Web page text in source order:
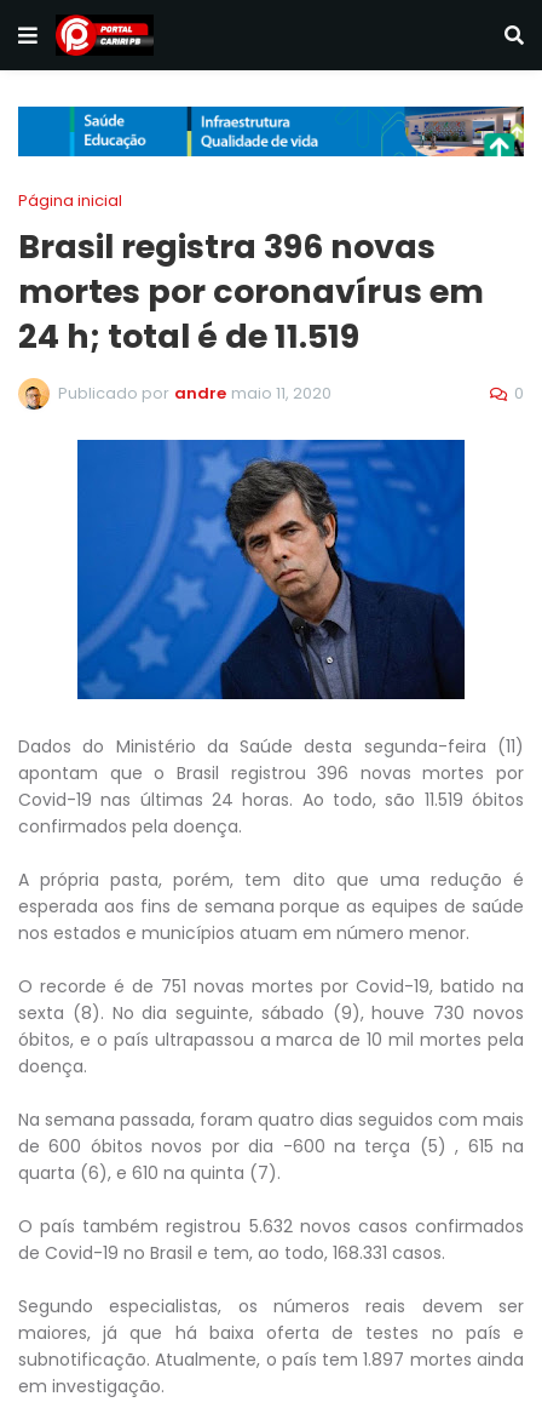
Página inicial
Brasil registra 396 novas
mortes por coronavírus em
24 h; total é de 11.519
Publicado por andre maio 11, 2020 0
Dados do Ministério da Saúde desta segunda-feira (11)
apontam que o Brasil registrou 396 novas mortes por
Covid-19 nas últimas 24 horas. Ao todo, são 11.519 óbitos
confirmados pela doença.
A própria pasta, porém, tem dito que uma redução é
esperada aos fins de semana porque as equipes de saúde
nos estados e municípios atuam em número menor.
O recorde é de 751 novas mortes por Covid-19, batido na
sexta (8). No dia seguinte, sábado (9), houve 730 novos
óbitos, e o país ultrapassou a marca de 10 mil mortes pela
doença.
Na semana passada, foram quatro dias seguidos com mais
de 600 óbitos novos por dia -600 na terça (5) , 615 na
quarta (6), e 610 na quinta (7).
O país também registrou 5.632 novos casos confirmados
de Covid-19 no Brasil e tem, ao todo, 168.331 casos.
Segundo especialistas, os números reais devem ser
maiores, já que há baixa oferta de testes no país e
subnotificação. Atualmente, o país tem 1.897 mortes ainda
em investigação.